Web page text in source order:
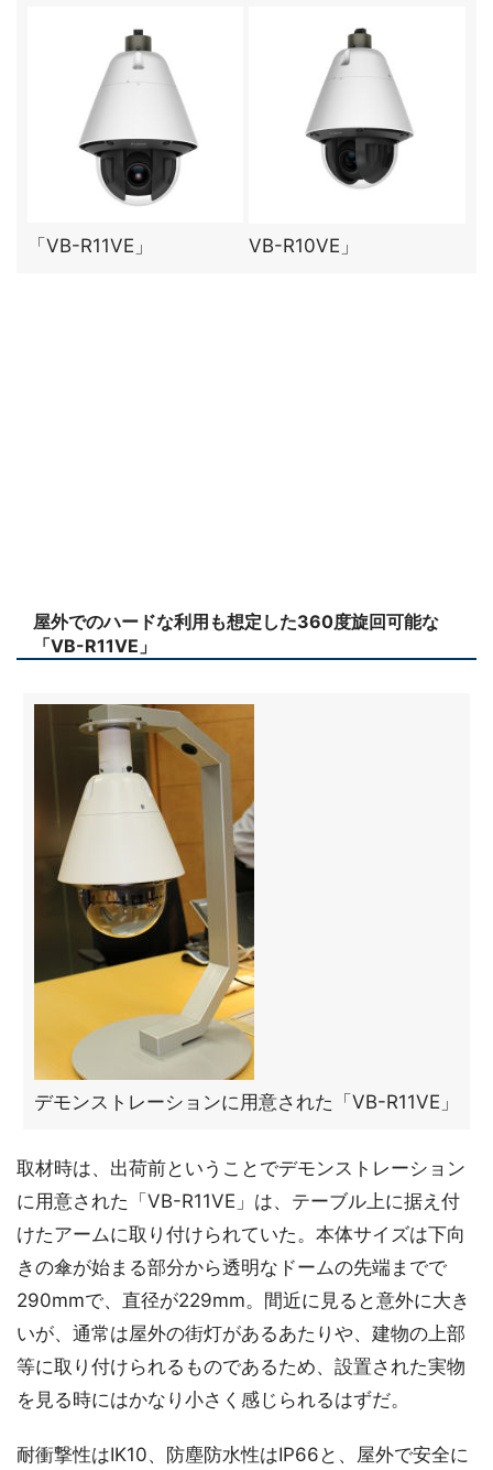
「VB-R11VE」 VB-R10VE」
屋外でのハードな利用も想定した360度旋回可能な
「VB-R11VE」
デモンストレーションに用意された「VB-R11VE」
取材時は、出荷前ということでデモンストレーション
に用意された「VB-R11VE」は、テーブル上に据え付
けたアームに取り付けられていた。本体サイズは下向
きの傘が始まる部分から透明なドームの先端までで
290mmで、直径が229mm。間近に見ると意外に大き
いが、通常は屋外の街灯があるあたりや、建物の上部
等に取り付けられるものであるため、設置された実物
を見る時にはかなり小さく感じられるはずだ。
耐衝撃性はIK10、防塵防水性はIP66と、屋外で安全に